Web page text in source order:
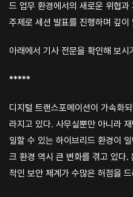
드 업무 환경에서의 새로운 위협
주제로 세션 발표를 진행하며 깊
아래에서 기사 전문을 확인해 보시
*****
디지털 트랜스포메이션이 가속화
라지고 있다. 사무실뿐만 아니라
일할 수 있는 하이브리드 환경이
크 환경 역시 큰 변화를 겪고 있다.
적인 보안 체계가 수많은 허점을